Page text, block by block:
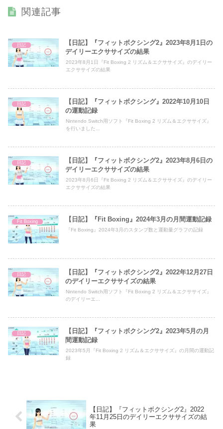
関連記事
日記
【日記】『フィットボクシング2』2023年8月1日の
デイリーエクササイズの結果
2023年8月1日『Fit Boxing 2 リズム＆エクササイズ』のデイリー
エクササイズの結果
日記
【日記】『フィットボクシング』2022年10月10日
の運動記録
Nintendo Switch用ソフト『Fit Boxing 2 リズム＆エクササイズ』
を行いました...
日記
【日記】『フィットボクシング2』2023年8月6日の
デイリーエクササイズの結果
2023年8月6日『Fit Boxing 2 リズム＆エクササイズ』のデイリー
エクササイズの結果
Fit Boxing 【日記】『Fit Boxing』2024年3月の月間運動記録
『Fit Boxing』2024年3月のスタンプ数と運動量グラフの記録
日記
【日記】『フィットボクシング2』2022年12月27日
のデイリーエクササイズの結果
Nintendo Switch用ソフト『Fit Boxing 2 リズム＆エクササイズ』
のデイリーエ...
日記
【日記】『フィットボクシング2』2023年5月の月
間運動記録
2023年5月『Fit Boxing 2 リズム＆エクササイズ』の月間の運動記
録
【日記】『フィットボクシング2』2022
年11月25日のデイリーエクササイズの結
果